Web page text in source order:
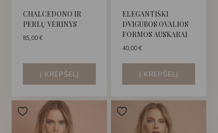
CHALCEDONO IR
PERLŲ VĖRINYS
85,00€
Į KREPŠELĮ
ELEGANTIŠKI
DVIGUBOS OVALIOS
FORMOS AUSKARAI
40,00€
Į KREPŠELĮ